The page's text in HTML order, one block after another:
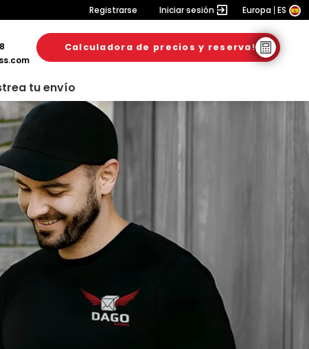
Registrarse Iniciar sesión Europa ES
Calculadora de precios y reserva!
tu envío